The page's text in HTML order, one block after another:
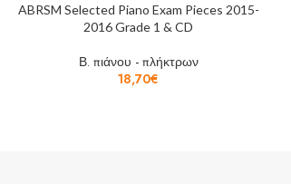
ABRSM Selected Piano Exam Pieces 2015-
2016 Grade 1 & CD
Β. πιάνου - πλήκτρων
18,70€